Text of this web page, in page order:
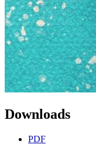
Downloads
PDF